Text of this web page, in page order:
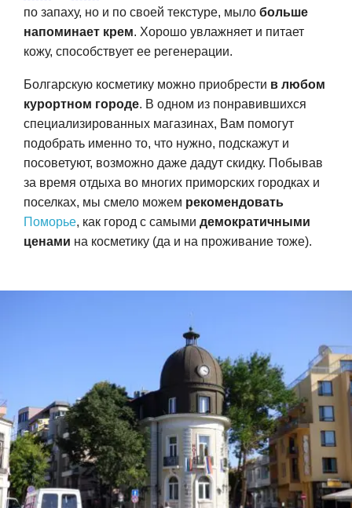
по запаху, но и по своей текстуре, мыло больше
напоминает крем. Хорошо увлажняет и питает
кожу, способствует ее регенерации.
Болгарскую косметику можно приобрести в любом
курортном городе. В одном из понравившихся
специализированных магазинах, Вам помогут
подобрать именно то, что нужно, подскажут и
посоветуют, возможно даже дадут скидку. Побывав
за время отдыха во многих приморских городках и
поселках, мы смело можем рекомендовать
Поморье, как город с самыми демократичными
ценами на косметику (да и на проживание тоже).